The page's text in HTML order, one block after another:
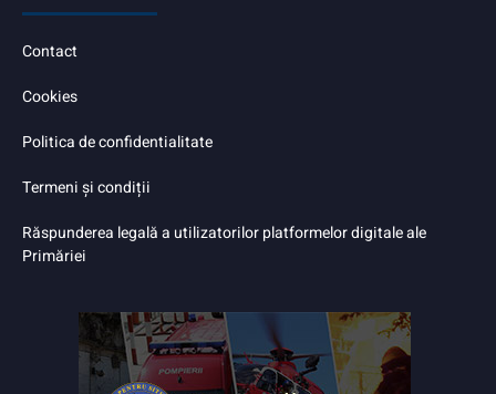
Contact
Cookies
Politica de confidentialitate
Termeni și condiții
Răspunderea legală a utilizatorilor platformelor digitale ale
Primăriei